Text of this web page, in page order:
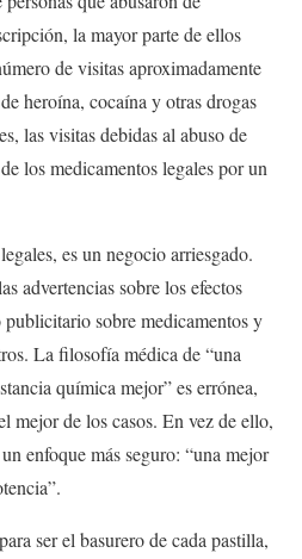
la mayor parte de ellos
de visitas aproximadamente
heroína, cocaína y otras drogas
las visitas debidas al abuso de
los medicamentos legales por un
es un negocio arriesgado.
advertencias sobre los efectos
publicitario sobre medicamentos y
La filosofía médica de “una
química mejor” es errónea,
mejor de los casos. En vez de ello,
enfoque más seguro: “una mejor
ser el basurero de cada pastilla,